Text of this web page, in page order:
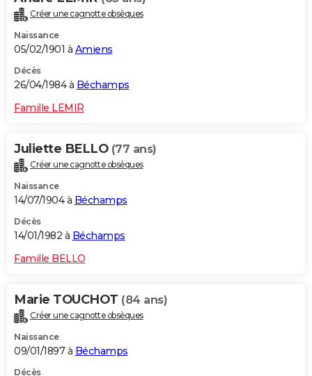
Créer une cagnotte obsèques
Naissance
05/02/1901 à Amiens
Décès
26/04/1984 à Béchamps
Famille LEMIR
Juliette BELLO (77 ans)
Créer une cagnotte obsèques
Naissance
14/07/1904 à Béchamps
Décès
14/01/1982 à Béchamps
Famille BELLO
Marie TOUCHOT (84 ans)
Créer une cagnotte obsèques
Naissance
09/01/1897 à Béchamps
Décès